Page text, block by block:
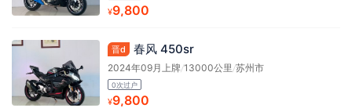
¥9,800
晋d 春风 450sr
2024年09月上牌/13000公里 /苏州市
0次过户
¥9,800